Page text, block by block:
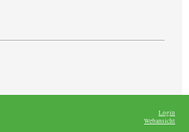
Login
Webansicht